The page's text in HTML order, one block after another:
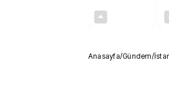
Anasayfa/Gündem/